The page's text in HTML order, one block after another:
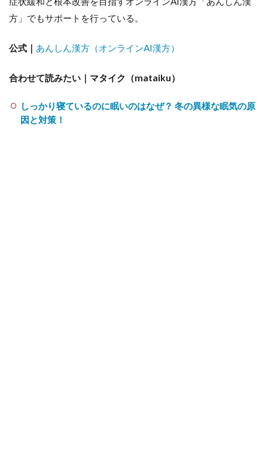
方」でもサポートを行っている。
公式｜ あんしん漢方（オンラインAI漢方）
合わせて読みたい｜マタイク（mataiku）
しっかり寝ているのに眠いのはなぜ？ 冬の異様な眠気の原
因と対策！